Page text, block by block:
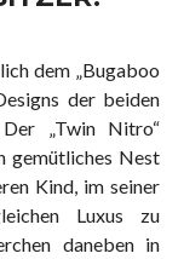
dem „Bugaboo
der beiden
„Twin Nitro“
gemütliches Nest
Kind, im seiner
Luxus zu
daneben in